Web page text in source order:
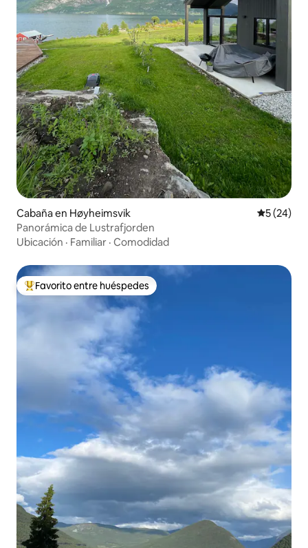
Cabaña en Høyheimsvik
5 (24)
Panorámica de Lustrafjorden
Ubicación · Familiar · Comodidad
De los mejores en Favorito entre huéspedes
Favorito entre huéspedes